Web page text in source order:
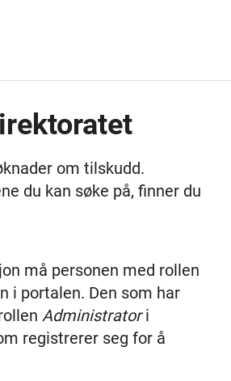
om tilskudd.
du kan søke på, finner du
må personen med rollen
i portalen. Den som har
Administratori
registrerer seg for å